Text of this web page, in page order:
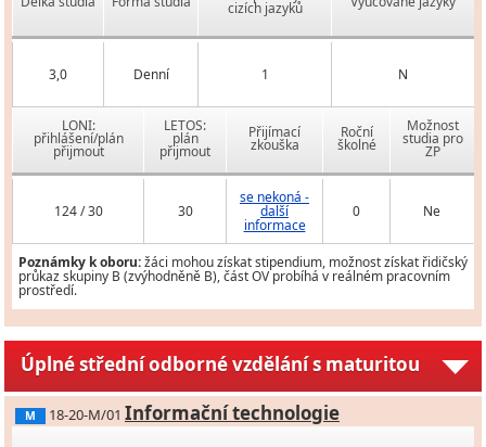
cizích jazyků
3,0 Denní 1 N
LONI:
přihlášení/plán
přijmout
LETOS:
plán
přijmout
Přijímací
zkouška
Roční
školné
Možnost
studia pro
ZP
124 / 30 30
se nekoná -
další
informace
0 Ne
Poznámky k oboru:žáci mohou získat stipendium, možnost získat řidičský
průkaz skupiny B (zvýhodněně B), část OV probíhá v reálném pracovním
prostředí.
Úplné střední odborné vzdělání s maturitou
M 18-20-M/01 Informační technologie